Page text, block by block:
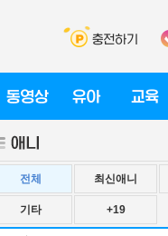
전체 최신애니
기타 +19